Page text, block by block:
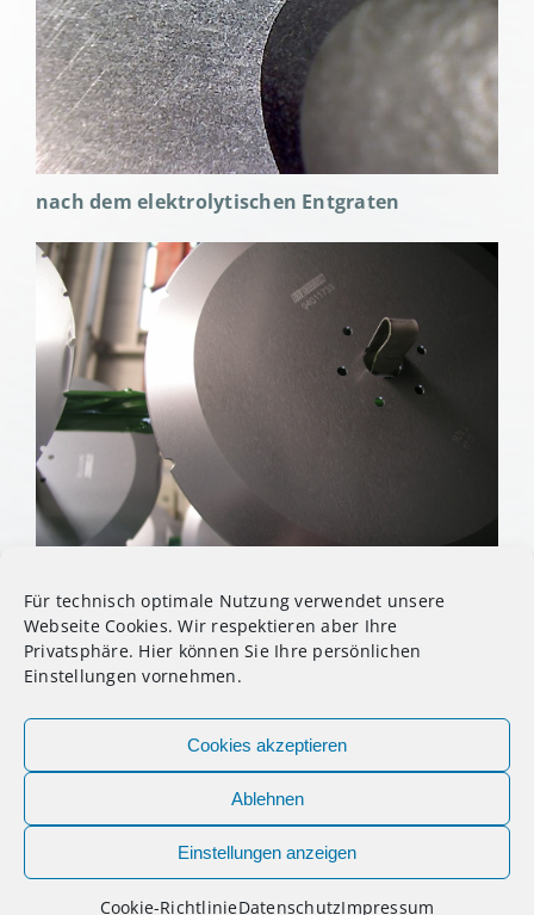
Für technisch optimale Nutzung verwendet unsere
Webseite Cookies. Wir respektieren aber Ihre
Privatsphäre. Hier können Sie Ihre persönlichen
Einstellungen vornehmen.
Cookies akzeptieren
Ablehnen
Einstellungen anzeigen
Cookie-RichtlinieDatenschutzImpressum
nach dem elektrolytischen Entgraten
Messer elektrolytisch entgratet
© 2022 | OTG Oberfächentechnik Gronau